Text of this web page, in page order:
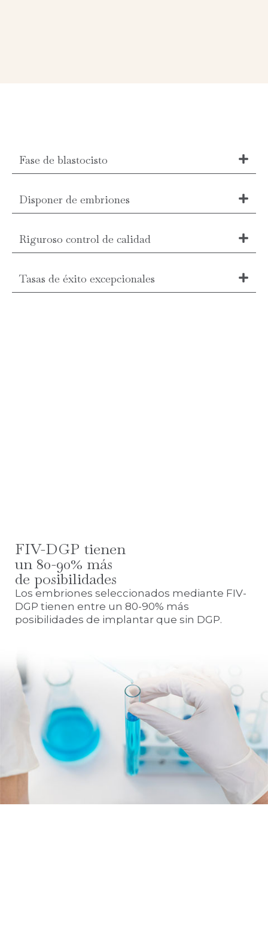
Fase de blastocisto
Disponer de embriones
Riguroso control de calidad
Tasas de éxito excepcionales
FIV-DGP tienen
un 80-90% más
de posibilidades
Los embriones seleccionados mediante FIV-
DGP tienen entre un 80-90% más
posibilidades de implantar que sin DGP.